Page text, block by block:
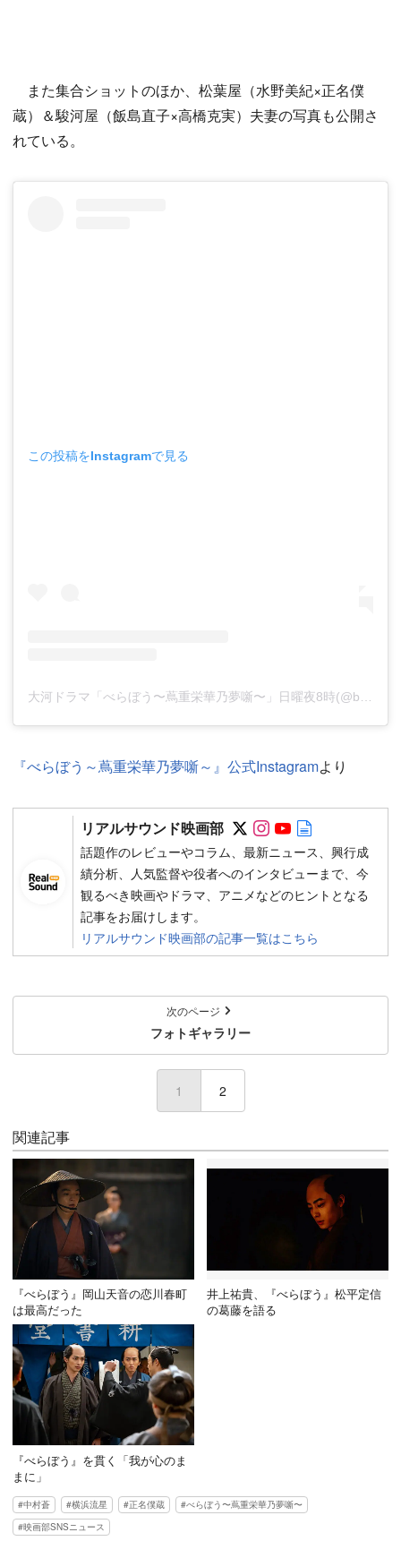
また集合ショットのほか、松葉屋（水野美紀×正名僕
蔵）＆駿河屋（飯島直子×高橋克実）夫妻の写真も公開さ
れている。
この投稿をInstagramで見る
『べらぼう～蔦重栄華乃夢噺～』公式Instagramより
リアルサウンド映画部 Follow on SNS
Follow on SNS
Follow on
話題作のレビューやコラム、最新ニュース、興行成
績分析、人気監督や役者へのインタビューまで、今
観るべき映画やドラマ、アニメなどのヒントとなる
記事をお届けします。
リアルサウンド映画部の記事一覧はこちら
次のページ
フォトギャラリー
1 2
関連記事
『べらぼう』岡山天音の恋川春町
は最高だった
井上祐貴、『べらぼう』松平定信
の葛藤を語る
『べらぼう』を貫く「我が心のま
まに」
中村蒼 横浜流星 正名僕蔵
べらぼう〜蔦重栄華乃夢噺〜
映画部SNSニュース